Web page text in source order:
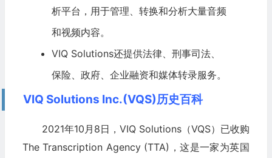
析平台，用于管理、转换和分析大量音频
和视频内容。
VIQ Solutions还提供法律、刑事司法、
保险、政府、企业融资和媒体转录服务。
VIQ Solutions Inc.(VQS)历史百科
2021年10月8日，VIQ Solutions（VQS）已收购
The Transcription Agency (TTA)，这是一家为英国